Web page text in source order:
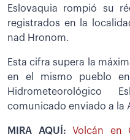
Eslovaquia rompió su
registrados en la
nad Hronom.
Esta cifra supera la
en el mismo pueblo
Hidrometeorológico
comunicado enviado a la
MIRA AQUÍ: Volcán en